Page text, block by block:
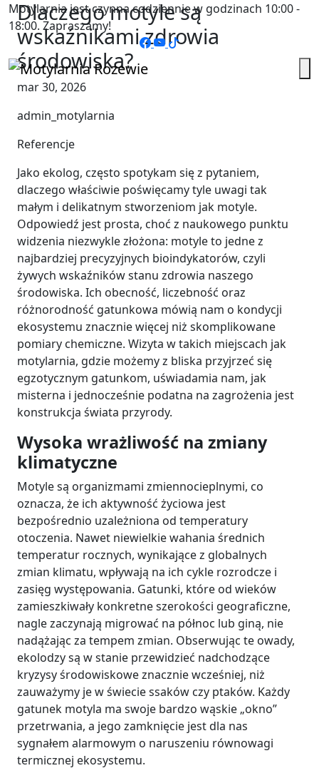
Motylarnia jest czynna codziennie w godzinach 10:00 -
18:00. Zapraszamy!
Dlaczego motyle są
wskaźnikami zdrowia
środowiska?
mar 30, 2026
admin_motylarnia
Referencje
Jako ekolog, często spotykam się z pytaniem,
dlaczego właściwie poświęcamy tyle uwagi tak
małym i delikatnym stworzeniom jak motyle.
Odpowiedź jest prosta, choć z naukowego punktu
widzenia niezwykle złożona: motyle to jedne z
najbardziej precyzyjnych bioindykatorów, czyli
żywych wskaźników stanu zdrowia naszego
środowiska. Ich obecność, liczebność oraz
różnorodność gatunkowa mówią nam o kondycji
ekosystemu znacznie więcej niż skomplikowane
pomiary chemiczne. Wizyta w takich miejscach jak
motylarnia, gdzie możemy z bliska przyjrzeć się
egzotycznym gatunkom, uświadamia nam, jak
misterna i jednocześnie podatna na zagrożenia jest
konstrukcja świata przyrody.
Wysoka wrażliwość na zmiany
klimatyczne
Motyle są organizmami zmiennocieplnymi, co
oznacza, że ich aktywność życiowa jest
bezpośrednio uzależniona od temperatury
otoczenia. Nawet niewielkie wahania średnich
temperatur rocznych, wynikające z globalnych
zmian klimatu, wpływają na ich cykle rozrodcze i
zasięg występowania. Gatunki, które od wieków
zamieszkiwały konkretne szerokości geograficzne,
nagle zaczynają migrować na północ lub giną, nie
nadążając za tempem zmian. Obserwując te owady,
ekolodzy są w stanie przewidzieć nadchodzące
kryzysy środowiskowe znacznie wcześniej, niż
zauważymy je w świecie ssaków czy ptaków. Każdy
gatunek motyla ma swoje bardzo wąskie „okno”
przetrwania, a jego zamknięcie jest dla nas
sygnałem alarmowym o naruszeniu równowagi
termicznej ekosystemu.